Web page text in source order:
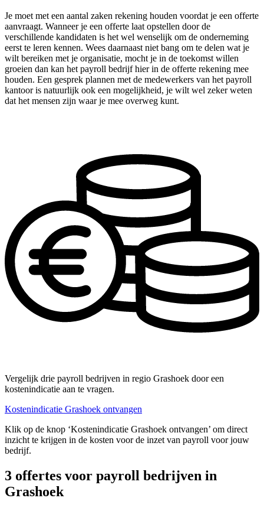
Je moet met een aantal zaken rekening houden voordat je een offerte
aanvraagt. Wanneer je een offerte laat opstellen door de
verschillende kandidaten is het wel wenselijk om de onderneming
eerst te leren kennen. Wees daarnaast niet bang om te delen wat je
wilt bereiken met je organisatie, mocht je in de toekomst willen
groeien dan kan het payroll bedrijf hier in de offerte rekening mee
houden. Een gesprek plannen met de medewerkers van het payroll
kantoor is natuurlijk ook een mogelijkheid, je wilt wel zeker weten
dat het mensen zijn waar je mee overweg kunt.
Vergelijk drie payroll bedrijven in regio Grashoek door een
kostenindicatie aan te vragen.
Kostenindicatie Grashoek ontvangen
Klik op de knop ‘Kostenindicatie Grashoek ontvangen’ om direct
inzicht te krijgen in de kosten voor de inzet van payroll voor jouw
bedrijf.
3 offertes voor payroll bedrijven in
Grashoek